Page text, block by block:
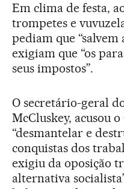
Em clima de festa,
trompetes e
pediam que “salvem
exigiam que “os
seus impostos”.
O secretário-geral
McCluskey, acusou
“desmantelar e
conquistas dos
exigiu da oposição
alternativa